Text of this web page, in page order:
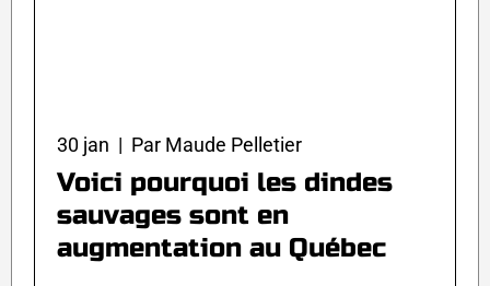
30 jan | Par Maude Pelletier
Voici pourquoi les dindes
sauvages sont en
augmentation au Québec